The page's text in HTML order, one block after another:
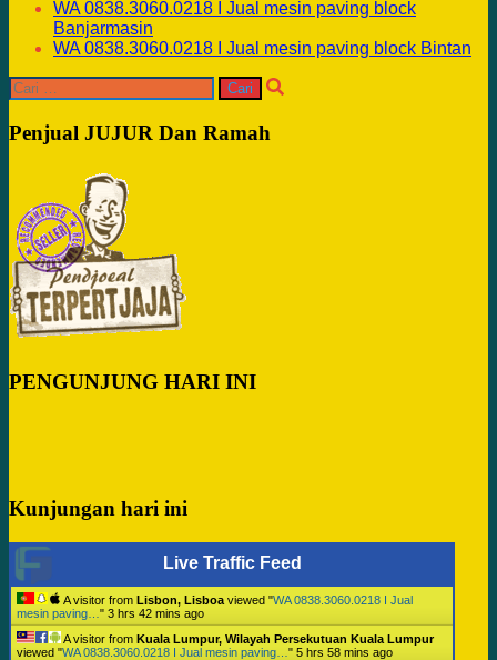
WA 0838.3060.0218 I Jual mesin paving block
Banjarmasin
WA 0838.3060.0218 I Jual mesin paving block Bintan
Cari
untuk:
Penjual JUJUR Dan Ramah
PENGUNJUNG HARI INI
Kunjungan hari ini
Live Traffic Feed
A visitor from Lisbon, Lisboa viewed "WA 0838.3060.0218 I Jual
mesin paving… " 3 hrs 42 mins ago
A visitor from Kuala Lumpur, Wilayah Persekutuan Kuala Lumpur
viewed "WA 0838.3060.0218 I Jual mesin paving… " 5 hrs 58 mins ago